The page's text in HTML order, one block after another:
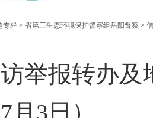
专栏 > 省第三生态环境保护督察组岳阳督察 >
举报转办及
月3日）